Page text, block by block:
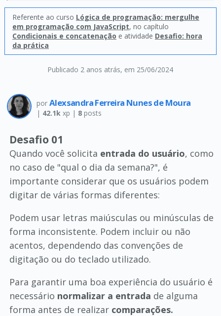
Publicado 2 anos atrás, em 25/06/2024
Referente ao curso Lógica de programação: mergulhe
em programação com JavaScript, no capítulo
Condicionais e concatenação e atividade Desafio: hora
da prática
por Alexsandra Ferreira Nunes de Moura
| 42.1kxp | 8posts
Desafio 01
Quando você solicita entrada do usuário, como
no caso de "qual o dia da semana?", é
importante considerar que os usuários podem
digitar de várias formas diferentes:
Podem usar letras maiúsculas ou minúsculas de
forma inconsistente. Podem incluir ou não
acentos, dependendo das convenções de
digitação ou do teclado utilizado.
Para garantir uma boa experiência do usuário é
necessário normalizar a entrada de alguma
forma antes de realizar comparações.